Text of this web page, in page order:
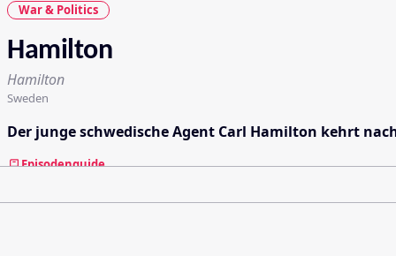
War & Politics
Hamilton
Hamilton
Sweden
Der junge schwedische Agent Carl Hamilton kehrt
Episodenguide